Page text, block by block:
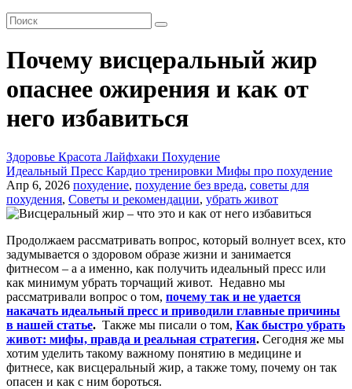
Почему висцеральный жир
опаснее ожирения и как от
него избавиться
Здоровье Красота Лайфхаки Похудение
Идеальный Пресс Кардио тренировки Мифы про похудение
Апр 6, 2026 похудение, похудение без вреда, советы для
похудения, Советы и рекомендации, убрать живот
Продолжаем рассматривать вопрос, который волнует всех, кто
задумывается о здоровом образе жизни и занимается
фитнесом – а а именно, как получить идеальный пресс или
как минимум убрать торчащий живот. Недавно мы
рассматривали вопрос о том, почему так и не удается
накачать идеальный пресс и приводили главные причины
в нашей статье. Также мы писали о том, Как быстро убрать
живот: мифы, правда и реальная стратегия. Сегодня же мы
хотим уделить такому важному понятию в медицине и
фитнесе, как висцеральный жир, а также тому, почему он так
опасен и как с ним бороться.